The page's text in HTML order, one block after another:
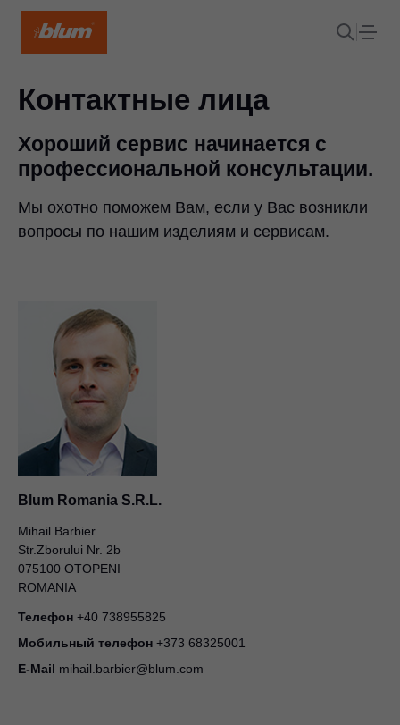
Контактные лица
Хороший сервис начинается с
профессиональной консультации.
Мы охотно поможем Вам, если у Вас возникли
вопросы по нашим изделиям и сервисам.
Blum Romania S.R.L.
Mihail Barbier
Str.Zborului Nr. 2b
075100 OTOPENI
ROMANIA
Телефон +40 738955825
Мобильный телефон +373 68325001
E-Mail mihail.barbier@blum.com